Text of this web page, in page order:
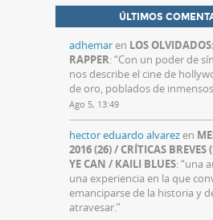
ÚLTIMOS
adhemaren LOS
RAPPER: “Con un poder de
nos describe el cine de
de oro, poblados de
Ago 5, 13:49
hector eduardo alvarezen
2016 (26) / CRÍTICAS
YE CAN / KAILI BLUES: “una
una experiencia en la que
emanciparse de la historia y
atravesar.”